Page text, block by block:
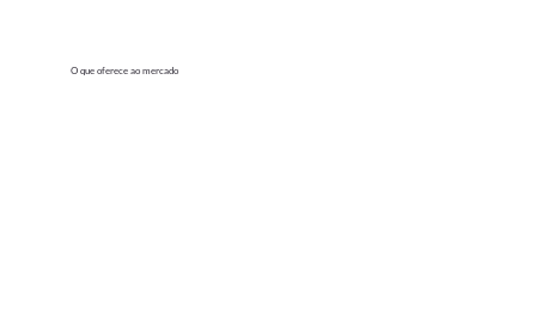
O que oferece ao mercado